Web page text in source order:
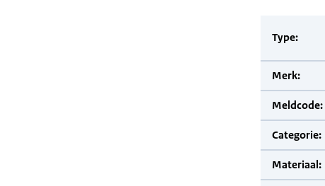
Type:
Merk:
Meldcode:
Categorie:
Materiaal: